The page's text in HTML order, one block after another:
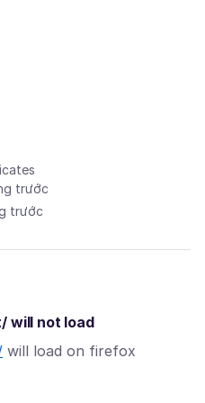
trước
trước
will not load
will load on firefox